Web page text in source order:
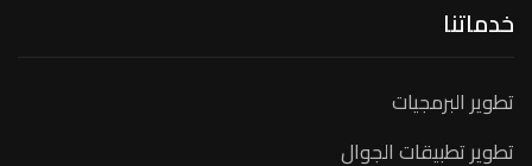
خدماتنا
تطوير البرمجيات
تطوير تطبيقات الجوال